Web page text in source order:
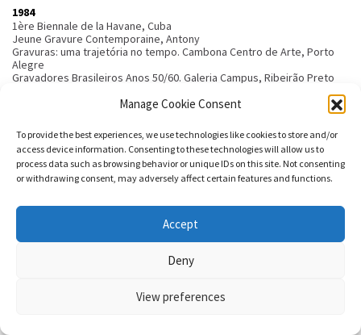
Manage Cookie Consent
To provide the best experiences, we use technologies like cookies to store and/or
access device information. Consenting to these technologies will allow us to
process data such as browsing behavior or unique IDs on this site. Not consenting
or withdrawing consent, may adversely affect certain features and functions.
Accept
Deny
View preferences
1984
1ère Biennale de la Havane, Cuba
Jeune Gravure Contemporaine, Antony
Gravuras: uma trajetória no tempo. Cambona Centro de Arte, Porto
Alegre
Gravadores Brasileiros Anos 50/60. Galeria Campus, Ribeirão Preto
1983
Cent artistes d’Amérique Latine. Centre culturel de Compiègne et
Maison de la culture
d’Amiens
L’Amérique latine à Paris. Grand Palais, Paris et Centre culturel P. Payle,
Art Expo, New York
Jeune Gravure Contemporaine, Antony
6 Bienal de San Juan del Grabado Latinoamericano y del Caribe.
Instituto de Cultura Portoriqueña, San Juan, Porto Rico
Imaginar o Presente. Gabinete de Arte Raquel Arnaud, São Paulo
Manufacture de Sèvres, Nationalmuseum, Stockolm, Suède